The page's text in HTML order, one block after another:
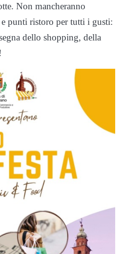
Non mancheranno
punti ristoro per tutti i gusti:
dello shopping, della